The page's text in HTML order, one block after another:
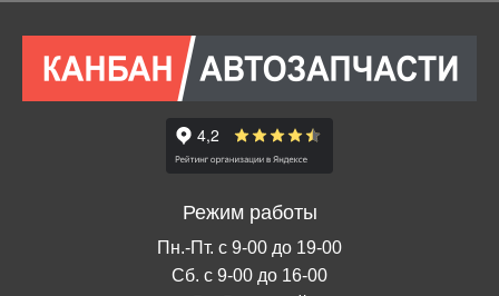
Режим работы
Пн.-Пт. с 9-00 до 19-00
Сб. с 9-00 до 16-00